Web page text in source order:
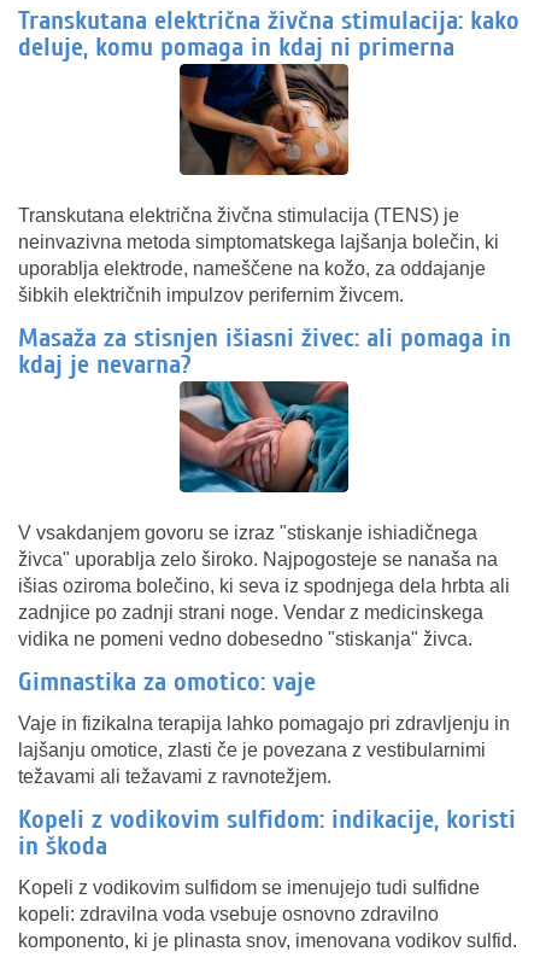
Transkutana električna živčna stimulacija: kako
deluje, komu pomaga in kdaj ni primerna
Transkutana električna živčna stimulacija (TENS) je
neinvazivna metoda simptomatskega lajšanja bolečin, ki
uporablja elektrode, nameščene na kožo, za oddajanje
šibkih električnih impulzov perifernim živcem.
Masaža za stisnjen išiasni živec: ali pomaga in
kdaj je nevarna?
V vsakdanjem govoru se izraz "stiskanje ishiadičnega
živca" uporablja zelo široko. Najpogosteje se nanaša na
išias oziroma bolečino, ki seva iz spodnjega dela hrbta ali
zadnjice po zadnji strani noge. Vendar z medicinskega
vidika ne pomeni vedno dobesedno "stiskanja" živca.
Gimnastika za omotico: vaje
Vaje in fizikalna terapija lahko pomagajo pri zdravljenju in
lajšanju omotice, zlasti če je povezana z vestibularnimi
težavami ali težavami z ravnotežjem.
Kopeli z vodikovim sulfidom: indikacije, koristi
in škoda
Kopeli z vodikovim sulfidom se imenujejo tudi sulfidne
kopeli: zdravilna voda vsebuje osnovno zdravilno
komponento, ki je plinasta snov, imenovana vodikov sulfid.